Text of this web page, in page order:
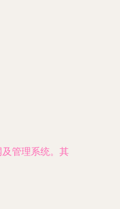
管理系统。其